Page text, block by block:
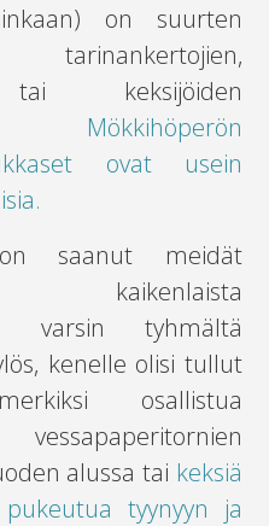
on suurten
tarinankertojien,
tai keksijöiden
Mökkihöperön
ovat usein
on saanut meidät
kaikenlaista
varsin tyhmältä
kenelle olisi tullut
osallistua
alussa tai keksiä
tyynyyn ja